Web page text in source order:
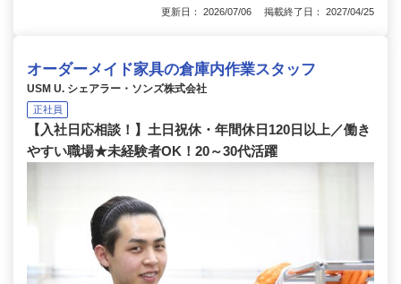
更新日： 2026/07/06 掲載終了日： 2027/04/25
オーダーメイド家具の倉庫内作業スタッフ
USM U. シェアラー・ソンズ株式会社
正社員
【入社日応相談！】土日祝休・年間休日120日以上／働き
やすい職場★未経験者OK！20～30代活躍